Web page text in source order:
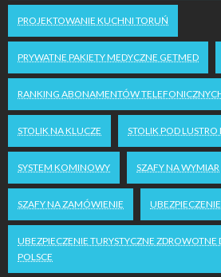
PROJEKTOWANIE KUCHNI TORUŃ
PRYWATNE PAKIETY MEDYCZNE GETMED
RANKING ABONAMENTÓW
STOLIK NA KLUCZE STOLIK POD
SYSTEM KOMINOWY SZAFY NA WYMIAR
SZAFY NA ZAMÓWIENIE
UBEZPIECZENIE TURYSTYCZNE
POLSCE